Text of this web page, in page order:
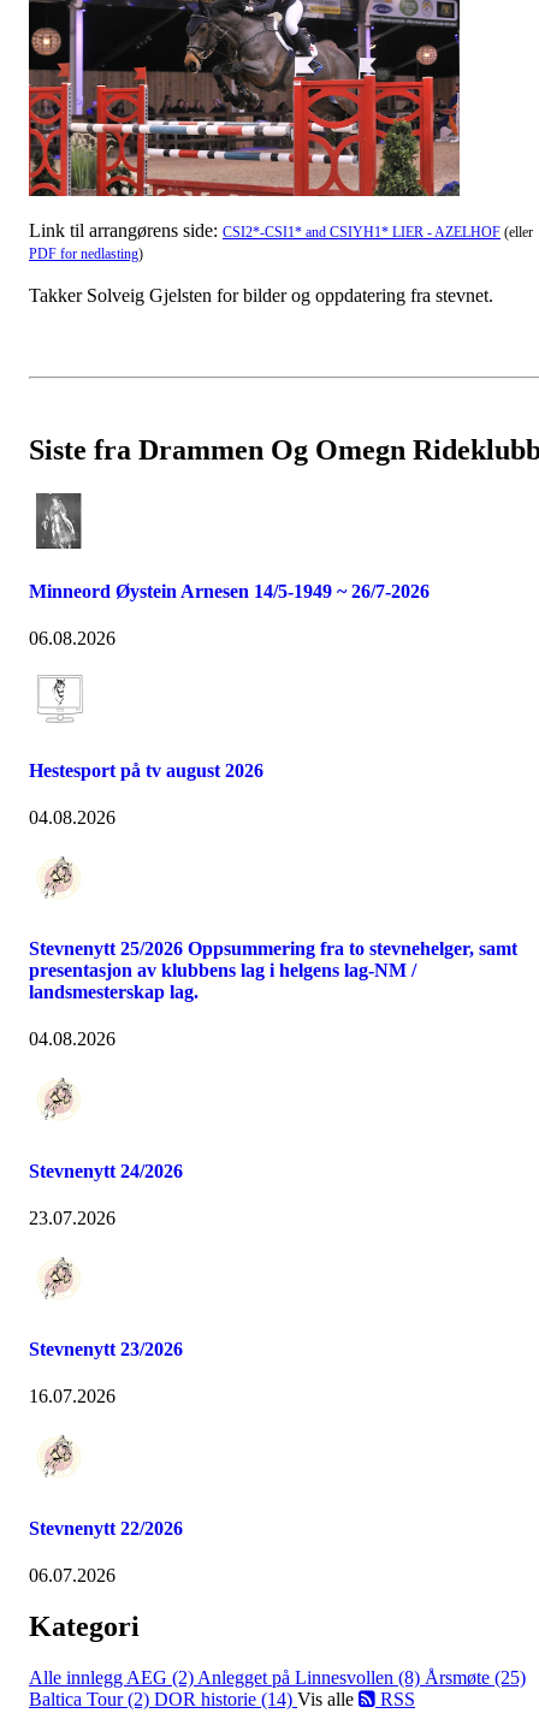
Link til arrangørens side: CSI2*-CSI1* and CSIYH1* LIER - AZELHOF (eller
PDF for nedlasting)
Takker Solveig Gjelsten for bilder og oppdatering fra stevnet.
Siste fra Drammen Og Omegn
Minneord Øystein Arnesen 14/5-1949 ~ 26/7-2026
06.08.2026
Hestesport på tv august 2026
04.08.2026
Stevnenytt 25/2026 Oppsummering fra to stevnehelger, samt
presentasjon av klubbens lag i helgens lag-NM /
landsmesterskap lag.
04.08.2026
Stevnenytt 24/2026
23.07.2026
Stevnenytt 23/2026
16.07.2026
Stevnenytt 22/2026
06.07.2026
Kategori
Alle innlegg AEG (2) Anlegget på Linnesvollen (8) Årsmøte (25)
Baltica Tour (2) DOR historie (14) Vis alle RSS